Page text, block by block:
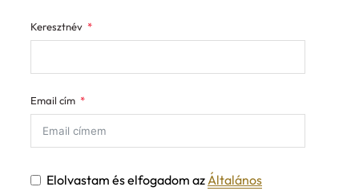
Keresztnév
Email cím
Elolvastam és elfogadom azÁltalános